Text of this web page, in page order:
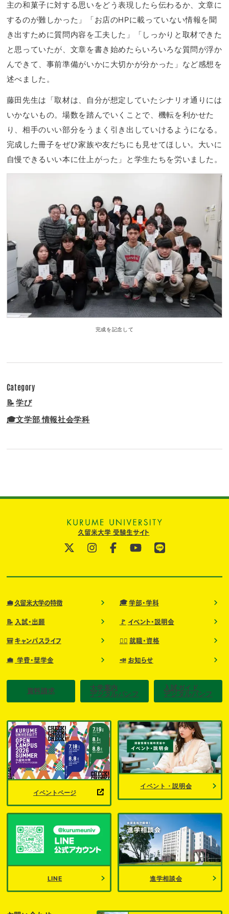
主の和菓子に対する思いをどう表現したら伝わるか、文章に
するのが難しかった」「お店のHPに載っていない情報を聞
き出すために質問内容を工夫した」「しっかりと取材できた
と思っていたが、文章を書き始めたらいろいろな質問が浮か
んできて、事前準備がいかに大切かが分かった」など感想を
述べました。
藤田先生は「取材は、自分が想定していたシナリオ通りには
いかないもの。場数を踏んでいくことで、機転を利かせた
り、相手のいい部分をうまく引き出していけるようになる。
完成した冊子をぜひ家族や友だちにも見せてほしい。大いに
自慢できるいい本に仕上がった」と学生たちを労いました。
完成を記念して
Category
📝 学び
🎓文学部 情報社会学科
久留米大学 受験生サイト
💼 久留米大学の特徴 🎓 学部・学科
📝 入試・出願 🚩 イベント・説明会
🎒 キャンパスライフ 🧑‍⚕️ 就職・資格
💼 学費・奨学金 📣 お知らせ
資料請求
大学案内
デジタルパンフ
入試ガイド
デジタルパンフ
イベントページ
イベント・説明会
LINE 進学相談会